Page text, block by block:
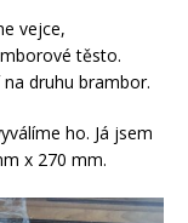
vejce,
těsto.
druhu brambor.
ho. Já jsem
x 270 mm.